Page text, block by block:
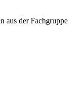
aus der Fachgruppe